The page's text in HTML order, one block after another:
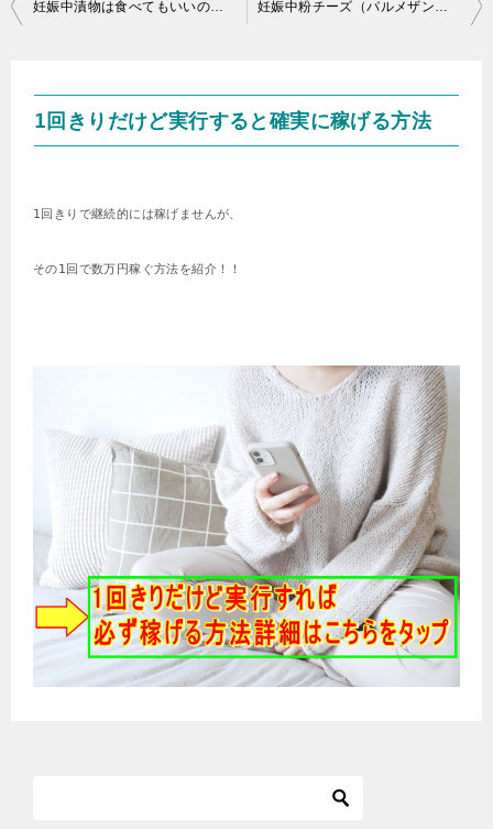
妊娠中漬物は食べてもいいの？量はどれくらい？ 妊娠中粉チーズ（パルメザンなど）は食べてもいいの？注意点は？
1回きりだけど実行すると確実に稼げる方法
1回きりで継続的には稼げませんが、
その1回で数万円稼ぐ方法を紹介！！